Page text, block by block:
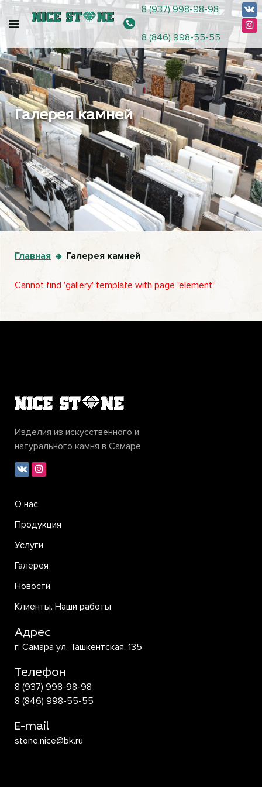
8 (937) 998-98-98
8 (846) 998-55-55
Галерея камней
Главная Галерея камней
Cannot find 'gallery' template with page 'element'
Изделия из искусственного и
натурального камня в Самаре
О нас
Продукция
Услуги
Галерея
Новости
Клиенты. Наши работы
Адрес
г. Самара ул. Ташкентская, 135
Телефон
8 (937) 998-98-98
8 (846) 998-55-55
E-mail
stone.nice@bk.ru